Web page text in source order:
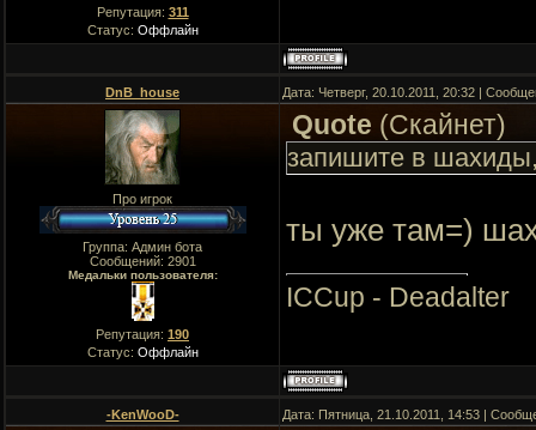
Репутация: 311
Статус: Оффлайн
DnB_house Дата: Четверг, 20.10.2011, 20:32 |
Про игрок
Группа: Админ бота
Сообщений: 2901
Медальки пользователя:
Репутация: 190
Статус: Оффлайн
Quote (Скайнет)
запишите в
ты уже там=)
ICCup - Deadalter
-KenWooD- Дата: Пятница, 21.10.2011, 14:53 |